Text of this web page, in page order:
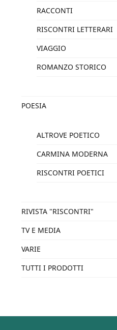
RACCONTI
RISCONTRI LETTERARI
VIAGGIO
ROMANZO STORICO
POESIA
ALTROVE POETICO
CARMINA MODERNA
RISCONTRI POETICI
RIVISTA "RISCONTRI"
TV E MEDIA
VARIE
TUTTI I PRODOTTI